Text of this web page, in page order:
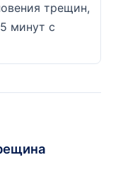
трещин,
минут с